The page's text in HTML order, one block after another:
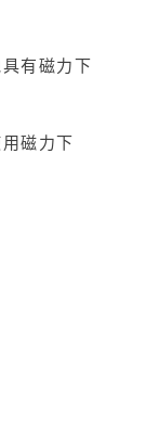
有磁力下
磁力下